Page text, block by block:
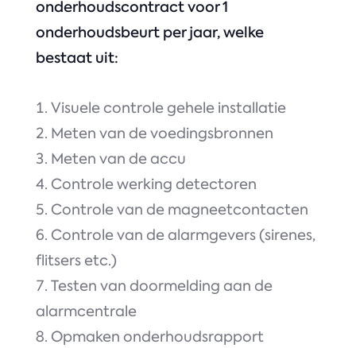
onderhoudscontract voor 1
onderhoudsbeurt per jaar, welke
bestaat uit:
Visuele controle gehele installatie
Meten van de voedingsbronnen
Meten van de accu
Controle werking detectoren
Controle van de magneetcontacten
Controle van de alarmgevers (sirenes,
flitsers etc.)
Testen van doormelding aan de
alarmcentrale
Opmaken onderhoudsrapport